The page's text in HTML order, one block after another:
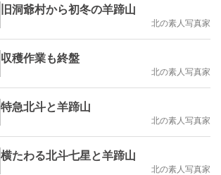
旧洞爺村から初冬の羊蹄山
北の素人写真家
収穫作業も終盤
北の素人写真家
特急北斗と羊蹄山
北の素人写真家
横たわる北斗七星と羊蹄山
北の素人写真家